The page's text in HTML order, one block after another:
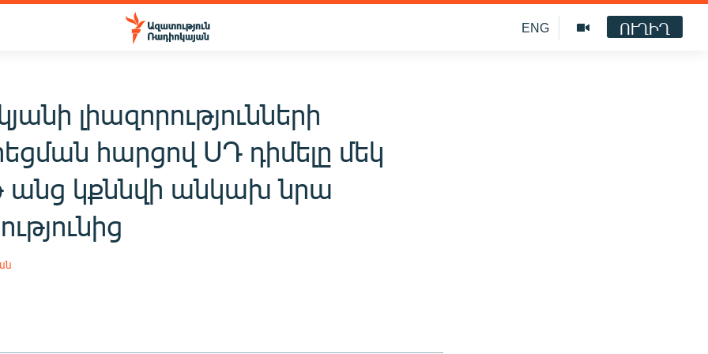
ENG ՈՒՂԻՂ
լիազորությունների
հարցով ՍԴ դիմելը մեկ
կքննվի անկախ նրա